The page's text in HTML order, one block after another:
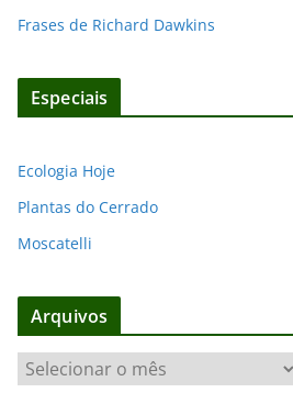
Frases de Richard Dawkins
Especiais
Ecologia Hoje
Plantas do Cerrado
Moscatelli
Arquivos
r